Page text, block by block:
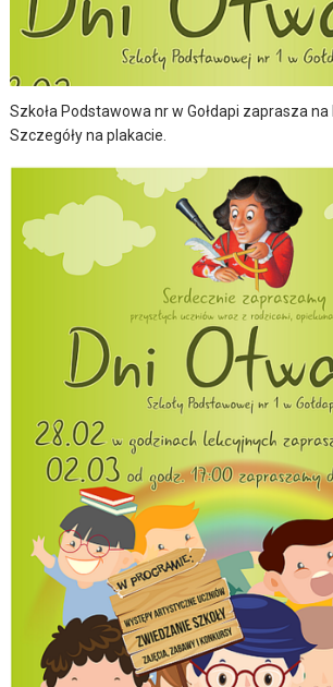
Szkoła Podstawowa nr w Gołdapi zaprasza na
Szczegóły na plakacie.